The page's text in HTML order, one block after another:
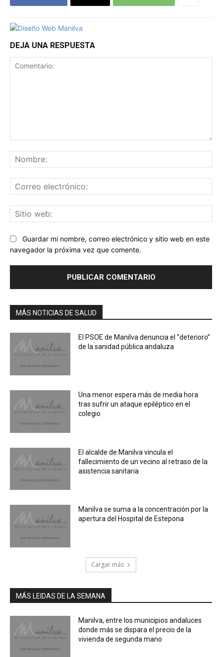
DEJA UNA RESPUESTA
Guardar mi nombre, correo electrónico y sitio web en este
navegador la próxima vez que comente.
MÁS NOTICIAS DE SALUD
El PSOE de Manilva denuncia el “deterioro”
de la sanidad pública andaluza
Una menor espera más de media hora
tras sufrir un ataque epiléptico en el
colegio
El alcalde de Manilva vincula el
fallecimiento de un vecino al retraso de la
asistencia sanitaria
Manilva se suma a la concentración por la
apertura del Hospital de Estepona
Cargar más
MÁS LEIDAS DE LA SEMANA
Manilva, entre los municipios andaluces
donde más se dispara el precio de la
vivienda de segunda mano